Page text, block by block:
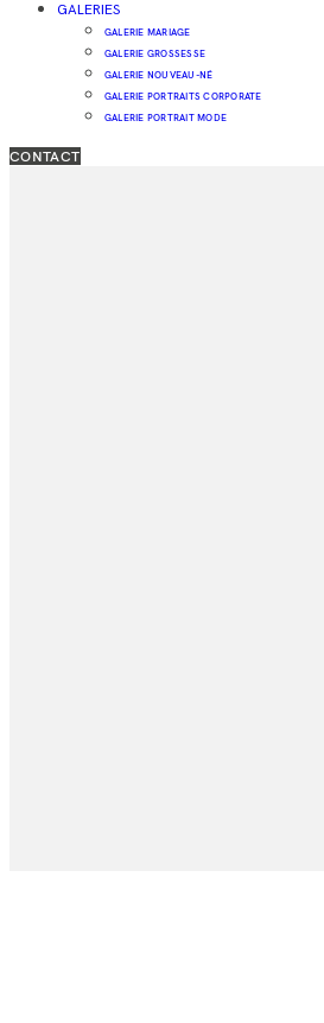
GALERIES
GALERIE MARIAGE
GALERIE GROSSESSE
GALERIE NOUVEAU-NÉ
GALERIE PORTRAITS CORPORATE
GALERIE PORTRAIT MODE
CONTACT